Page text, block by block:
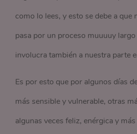
como lo lees, y esto se debe a que
pasa por un proceso muuuuy largo
involucra también a nuestra parte
Es por esto que por algunos días
más sensible y vulnerable, otras
algunas veces feliz, enérgica y